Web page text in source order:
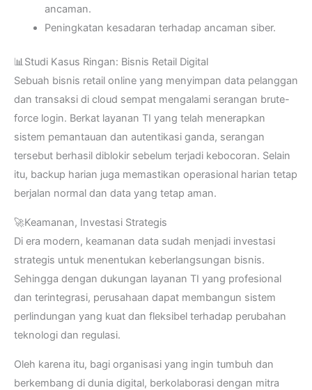
ancaman.
Peningkatan kesadaran terhadap ancaman siber.
📊Studi Kasus Ringan: Bisnis Retail Digital
Sebuah bisnis retail online yang menyimpan data pelanggan
dan transaksi di cloud sempat mengalami serangan brute-
force login. Berkat layanan TI yang telah menerapkan
sistem pemantauan dan autentikasi ganda, serangan
tersebut berhasil diblokir sebelum terjadi kebocoran. Selain
itu, backup harian juga memastikan operasional harian tetap
berjalan normal dan data yang tetap aman.
🚀Keamanan, Investasi Strategis
Di era modern, keamanan data sudah menjadi investasi
strategis untuk menentukan keberlangsungan bisnis.
Sehingga dengan dukungan layanan TI yang profesional
dan terintegrasi, perusahaan dapat membangun sistem
perlindungan yang kuat dan fleksibel terhadap perubahan
teknologi dan regulasi.
Oleh karena itu, bagi organisasi yang ingin tumbuh dan
berkembang di dunia digital, berkolaborasi dengan mitra